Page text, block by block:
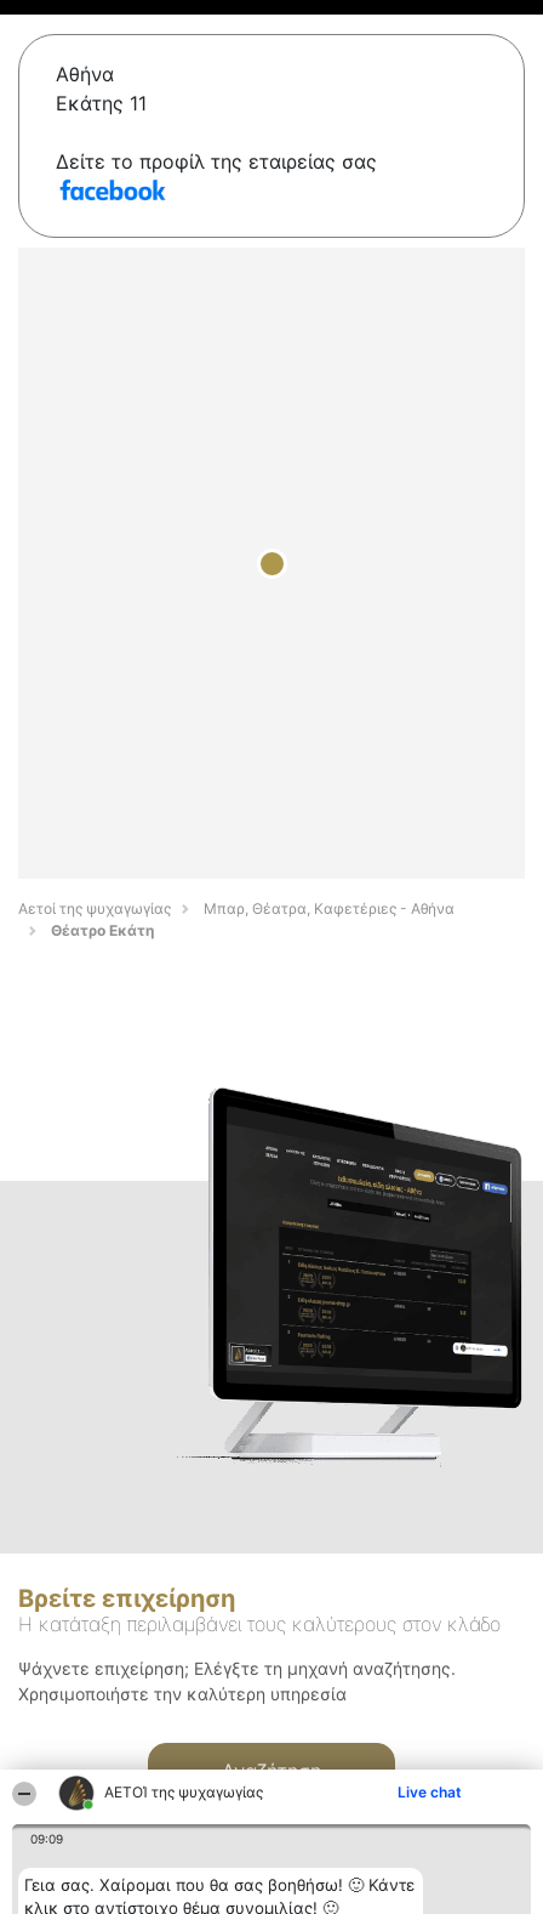
ΑΕΤΟΊ της ψυχαγωγίας Live chat
09:09
Γεια σας. Χαίρομαι που θα σας βοηθήσω! 🙂 Κάντε
κλικ στο αντίστοιχο θέμα συνομιλίας! 🙂
Αθήνα
Εκάτης 11
Δείτε το προφίλ της εταιρείας σας
Αετοί της ψυχαγωγίας
Μπαρ, Θέατρα, Καφετέριες - Αθήνα
Θέατρο Εκάτη
Βρείτε επιχείρηση
Η κατάταξη περιλαμβάνει τους καλύτερους στον κλάδο
Ψάχνετε επιχείρηση; Ελέγξτε τη μηχανή αναζήτησης.
Χρησιμοποιήστε την καλύτερη υπηρεσία
Αναζήτηση